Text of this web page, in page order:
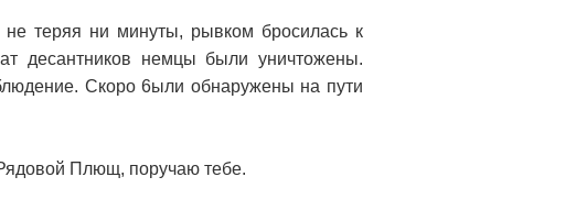
не теряя ни минуты, рывком бросилась к
десантников немцы были уничтожены.
Скоро 6ыли обнаружены на пути
Плющ, поручаю тебе.